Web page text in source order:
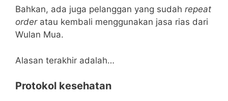
Bahkan, ada juga pelanggan yang sudah repeat
orderatau kembali menggunakan jasa rias dari
Wulan Mua.
Alasan terakhir adalah…
Protokol kesehatan